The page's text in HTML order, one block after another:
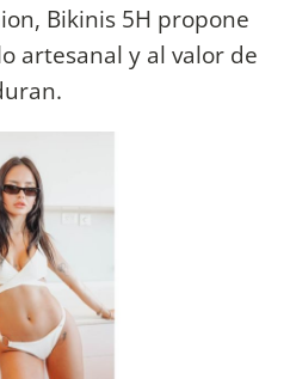
Bikinis 5H propone
artesanal y al valor de